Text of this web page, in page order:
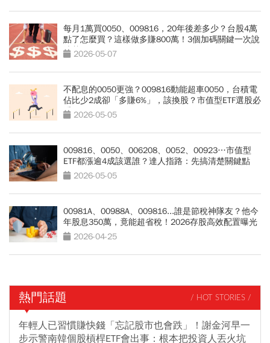
每月1萬買0050、009816，20年後差多少？台股4萬
點了怎麼買？這樣做多賺800萬！3個加碼關鍵一次說
清楚2026-05-07
不配息的0050更強？009816動能超車0050，台積電
佔比少2成卻「多賺6%」，該換股？市值型ETF選股必
看 2026-05-05
009816、0050、006208、0052、00923…市值型
ETF都漲逾4成該選誰？達人指路：先搞清楚關鍵點
2026-05-05
00981A、00988A、009816...誰是節稅神隊友？他今
年股息350萬，竟能超省稅！2026存股高效配置曝光
2026-04-25
熱門話題 / HOT STORIES /
年輕人已習慣賺快錢「忘記股市也會跌」！謝金河早一
步示警南韓個股槓桿ETF會出事：根本把投資人丟火坑